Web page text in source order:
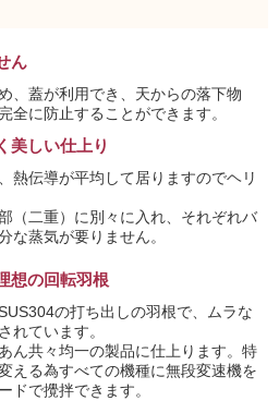
ん
、蓋が利用でき、天からの落下物
全に防止することができます。
美しい仕上り
熱伝導が平均して居りますのでヘリ
（二重）に別々に入れ、それぞれバ
な蒸気が要りません。
想の回転羽根
の打ち出しの羽根で、ムラな
れています。
ん共々均一の製品に仕上ります。特
える為すべての機種に無段変速機を
ドで攪拌できます。